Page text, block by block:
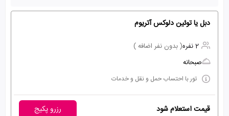
دبل یا توئین دلوکس آتریوم
2 نفره
( بدون نفر اضافه )
صبحانه
تور با احتساب حمل و نقل و خدمات
قیمت استعلام شود رزرو پکیج